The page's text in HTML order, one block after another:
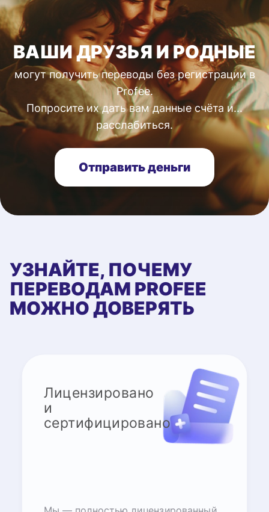
ВАШИ ДРУЗЬЯ И РОДНЫЕ
могут получить переводы без регистрации в
Profee.
Попросите их дать вам данные счёта и...
расслабиться.
Отправить деньги
УЗНАЙТЕ, ПОЧЕМУ
ПЕРЕВОДАМ PROFEE
МОЖНО ДОВЕРЯТЬ
Лицензировано
и
сертифицировано